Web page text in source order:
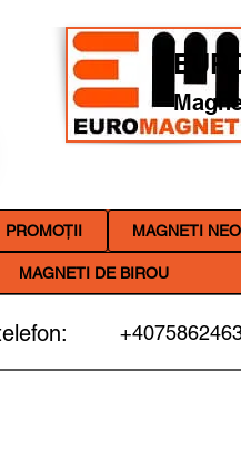
PROMOȚII MAGNETI
MAGNETI DE BIROU